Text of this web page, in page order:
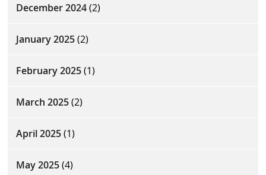
December 2024(2)
January 2025(2)
February 2025(1)
March 2025(2)
April 2025(1)
May 2025(4)